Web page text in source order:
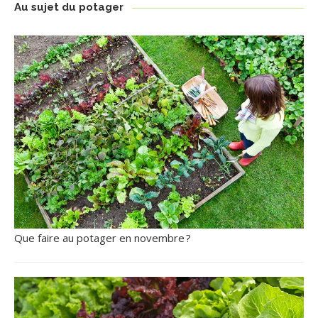
Au sujet du potager
Que faire au potager en novembre ?